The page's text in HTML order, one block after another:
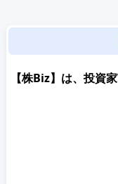
【株Biz】は、投資